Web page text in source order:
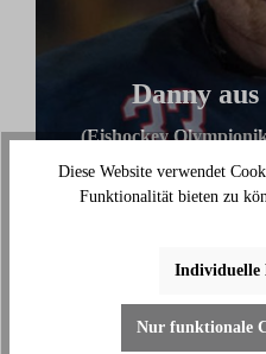
Danny
(Eishockey
"Ich benutze das Bike
Diese Website verwendet
Funktionalität bieten zu
Individuelle
Nur funktionale